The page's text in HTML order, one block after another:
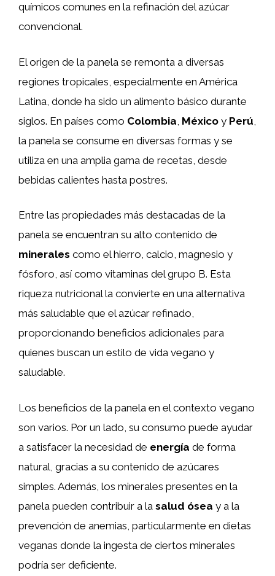
químicos comunes en la refinación del azúcar
convencional.
El origen de la panela se remonta a diversas
regiones tropicales, especialmente en América
Latina, donde ha sido un alimento básico durante
siglos. En países como Colombia México y Perú
la panela se consume en diversas formas y se
utiliza en una amplia gama de recetas, desde
bebidas calientes hasta postres.
Entre las propiedades más destacadas de la
panela se encuentran su alto contenido de
minerales como el hierro, calcio, magnesio y
fósforo, así como vitaminas del grupo B. Esta
riqueza nutricional la convierte en una alternativa
más saludable que el azúcar refinado,
proporcionando beneficios adicionales para
quienes buscan un estilo de vida vegano y
saludable.
Los beneficios de la panela en el contexto vegano
son varios. Por un lado, su consumo puede ayudar
a satisfacer la necesidad de energía de forma
natural, gracias a su contenido de azúcares
simples. Además, los minerales presentes en la
panela pueden contribuir a la salud ósea y a la
prevención de anemias, particularmente en dietas
veganas donde la ingesta de ciertos minerales
podría ser deficiente.